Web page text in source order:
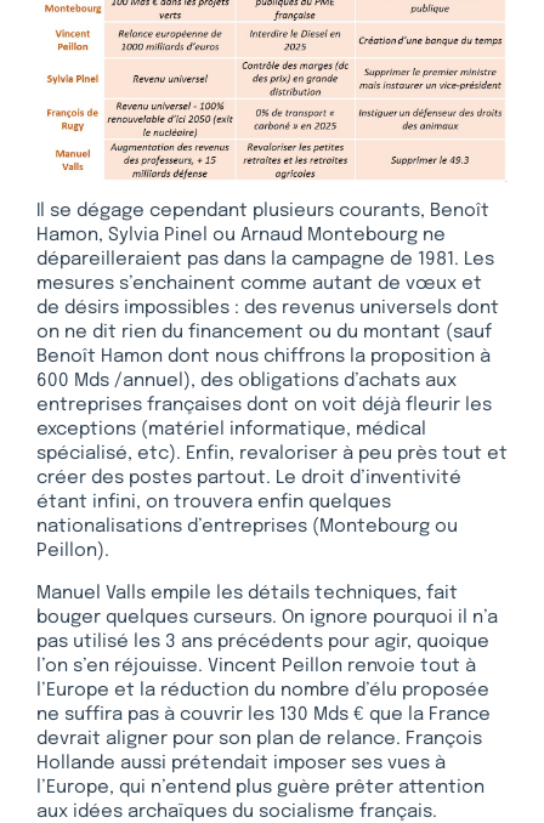
Il se dégage cependant plusieurs courants, Benoît
Hamon, Sylvia Pinel ou Arnaud Montebourg ne
dépareilleraient pas dans la campagne de 1981. Les
mesures s’enchainent comme autant de vœux et
de désirs impossibles : des revenus universels dont
on ne dit rien du financement ou du montant (sauf
Benoît Hamon dont nous chiffrons la proposition à
600 Mds /annuel), des obligations d’achats aux
entreprises françaises dont on voit déjà fleurir les
exceptions (matériel informatique, médical
spécialisé, etc). Enfin, revaloriser à peu près tout et
créer des postes partout. Le droit d’inventivité
étant infini, on trouvera enfin quelques
nationalisations d’entreprises (Montebourg ou
Peillon).
Manuel Valls empile les détails techniques, fait
bouger quelques curseurs. On ignore pourquoi il n’a
pas utilisé les 3 ans précédents pour agir, quoique
l’on s’en réjouisse. Vincent Peillon renvoie tout à
l’Europe et la réduction du nombre d’élu proposée
ne suffira pas à couvrir les 130 Mds € que la France
devrait aligner pour son plan de relance. François
Hollande aussi prétendait imposer ses vues à
l’Europe, qui n’entend plus guère prêter attention
aux idées archaïques du socialisme français.